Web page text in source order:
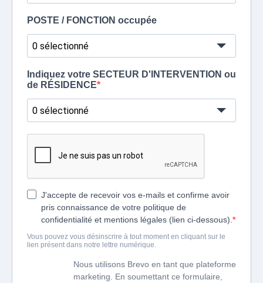
POSTE / FONCTION occupée
0 sélectionné
Indiquez votre SECTEUR D'INTERVENTION ou
de RÉSIDENCE
0 sélectionné
J'accepte de recevoir vos e-mails et confirme avoir
pris connaissance de votre politique de
confidentialité et mentions légales (lien ci-dessous).
Vous pouvez vous désinscrire à tout moment en cliquant sur le
lien présent dans notre lettre numérique.
Nous utilisons Brevo en tant que plateforme
marketing. En soumettant ce formulaire,